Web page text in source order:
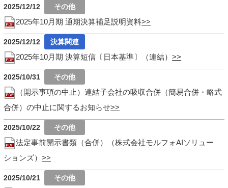
2025/12/12
2025年10月期 通期決算補足説明資料
2025/12/12
2025年10月期 決算短信〔日本基準〕（連結）
2025/10/31
（開示事項の中止）連結子会社の吸収合併（簡易合併・略式
合併）の中止に関するお知らせ
2025/10/22
法定事前開示書類（合併）（株式会社モルフォAIソリュー
ションズ）
2025/10/21